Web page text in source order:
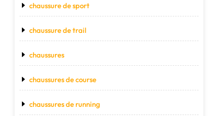
chaussure de sport
chaussure de trail
chaussures
chaussures de course
chaussures de running